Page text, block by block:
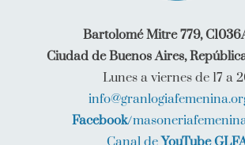
Bartolomé Mitre 779,
Ciudad de Buenos Aires,
Lunes a viernes de 17 a
Facebook/
Canal deYouTube